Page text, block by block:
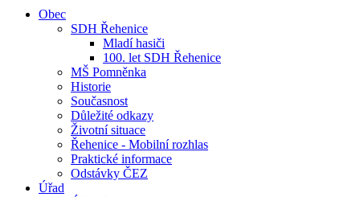
Obec
SDH Řehenice
Mladí hasiči
100. let SDH Řehenice
MŠ Pomněnka
Historie
Současnost
Důležité odkazy
Životní situace
Řehenice - Mobilní rozhlas
Praktické informace
Odstávky ČEZ
Úřad